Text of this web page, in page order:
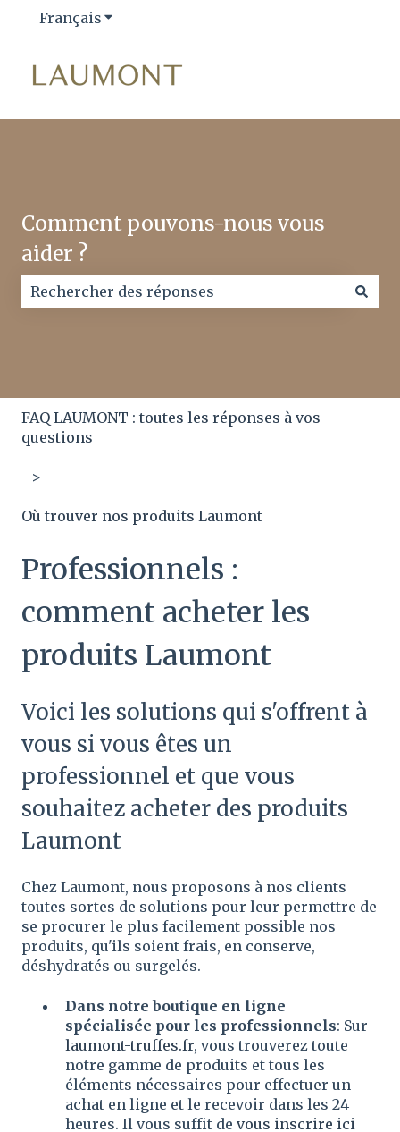
Français Afficher le sous-menu pour les
Comment pouvons-nous vous
aider ?
FAQ LAUMONT : toutes les réponses à vos
questions
Où trouver nos produits Laumont
Professionnels :
comment acheter les
produits Laumont
Voici les solutions qui s'offrent à
vous si vous êtes un
professionnel et que vous
souhaitez acheter des produits
Laumont
Chez Laumont, nous proposons à nos clients
toutes sortes de solutions pour leur permettre de
se procurer le plus facilement possible nos
produits, qu'ils soient frais, en conserve,
déshydratés ou surgelés.
Dans notre boutique en ligne
spécialisée pour les professionnels: Sur
laumont-truffes.fr, vous trouverez toute
notre gamme de produits et tous les
éléments nécessaires pour effectuer un
achat en ligne et le recevoir dans les 24
heures. Il vous suffit de vous inscrire ici